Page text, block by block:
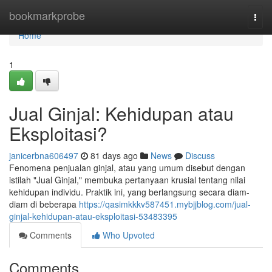
bookmarkprobe
Home
Home
1
Jual Ginjal: Kehidupan atau
Eksploitasi?
janicerbna606497 81 days ago News
Discuss
Fenomena penjualan ginjal, atau yang umum disebut dengan
istilah "Jual Ginjal," membuka pertanyaan krusial tentang nilai
kehidupan individu. Praktik ini, yang berlangsung secara diam-
diam di beberapa https://qasimkkkv587451.mybjjblog.com/jual-
ginjal-kehidupan-atau-eksploitasi-53483395
Comments
Who Upvoted
Comments